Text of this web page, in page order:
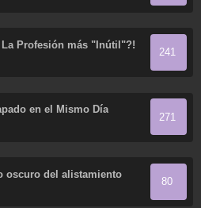
La Profesión más "Inútil"?!
241
en el Mismo Día
271
oscuro del alistamiento
80